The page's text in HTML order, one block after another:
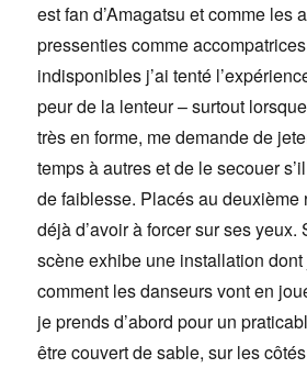
est fan d’Amagatsu et comme les
pressenties comme
indisponibles j’ai tenté
peur de la lenteur – surtout
très en forme, me demande de
temps à autres et de le secouer
de faiblesse. Placés au deuxième
déjà d’avoir à forcer sur ses yeux.
scène exhibe une installation
comment les danseurs vont en
je prends d’abord pour un
être couvert de sable, sur les